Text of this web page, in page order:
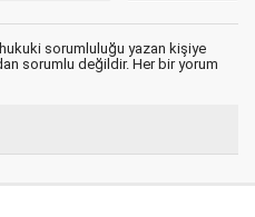
hukuki sorumluluğu yazan kişiye
sorumlu değildir. Her bir yorum